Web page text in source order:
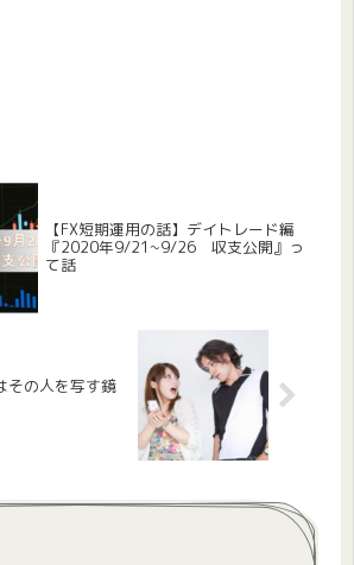
【FX短期運用の話】デイトレード編
『2020年9/21~9/26 収支公開』っ
て話
その人を写す鏡